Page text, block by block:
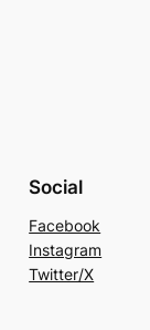
Social
Facebook
Instagram
Twitter/X